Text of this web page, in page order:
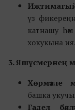
үз
катнашу
хокукына ия.
3.Яшүсмернең
Хөрмәтле
башка
Гадел